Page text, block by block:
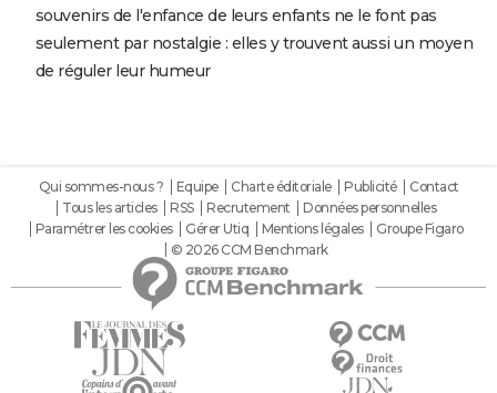
souvenirs de l'enfance de leurs enfants ne le font pas
seulement par nostalgie : elles y trouvent aussi un moyen
de réguler leur humeur
Qui sommes-nous ? Equipe Charte éditoriale Publicité
Contact
Tous les articles
RSS Recrutement
Données personnelles
Paramétrer les cookies
Gérer Utiq Mentions légales
Groupe Figaro
© 2026 CCM Benchmark